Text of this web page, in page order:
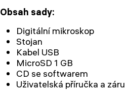
Obsah sady:
Digitální mikroskop
Stojan
Kabel USB
MicroSD 1 GB
CD se softwarem
Uživatelská příručka a